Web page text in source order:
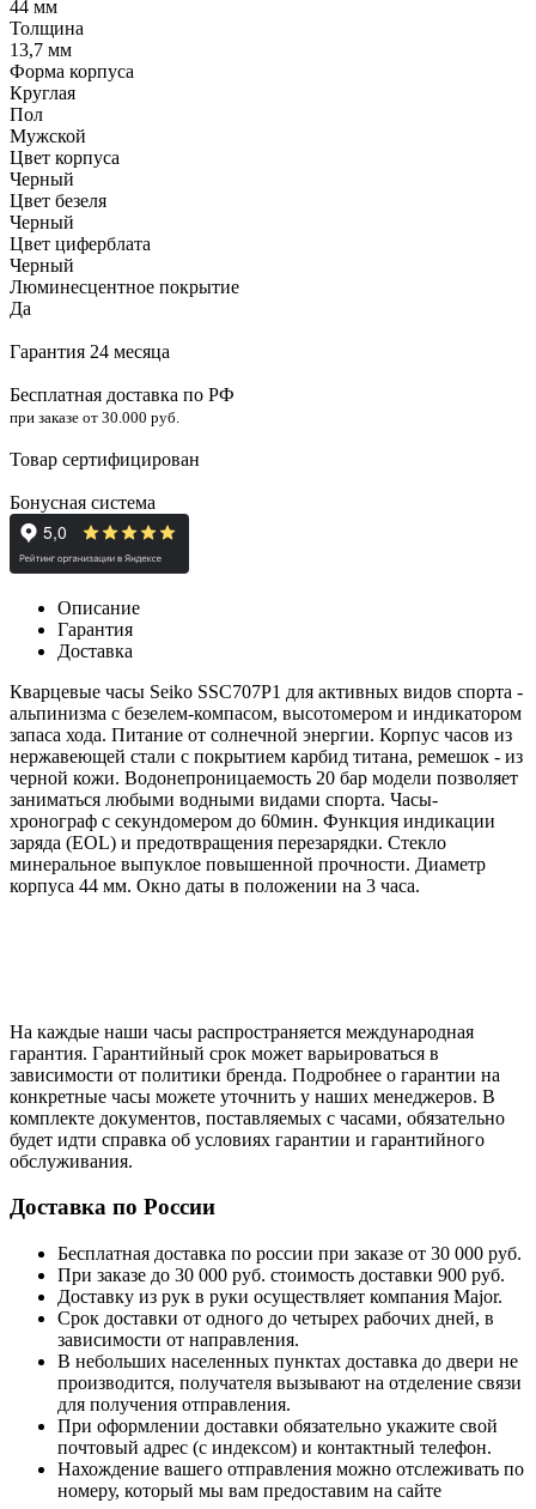
44 мм
Толщина
13,7 мм
Форма корпуса
Круглая
Пол
Мужской
Цвет корпуса
Черный
Цвет безеля
Черный
Цвет циферблата
Черный
Люминесцентное покрытие
Да
Гарантия 24 месяца
Бесплатная доставка по РФ
при заказе от 30.000 руб.
Товар сертифицирован
Бонусная система
Описание
Гарантия
Доставка
Кварцевые часы Seiko SSC707P1 для активных видов спорта -
альпинизма с безелем-компасом, высотомером и индикатором
запаса хода. Питание от солнечной энергии. Корпус часов из
нержавеющей стали с покрытием карбид титана, ремешок - из
черной кожи. Водонепроницаемость 20 бар модели позволяет
заниматься любыми водными видами спорта. Часы-
хронограф с секундомером до 60мин. Функция индикации
заряда (EOL) и предотвращения перезарядки. Стекло
минеральное выпуклое повышенной прочности. Диаметр
корпуса 44 мм. Окно даты в положении на 3 часа.
На каждые наши часы распространяется международная
гарантия. Гарантийный срок может варьироваться в
зависимости от политики бренда. Подробнее о гарантии на
конкретные часы можете уточнить у наших менеджеров. В
комплекте документов, поставляемых с часами, обязательно
будет идти справка об условиях гарантии и гарантийного
обслуживания.
Доставка по России
Бесплатная доставка по россии при заказе от 30 000 руб.
При заказе до 30 000 руб. стоимость доставки 900 руб.
Доставку из рук в руки осуществляет компания Major.
Срок доставки от одного до четырех рабочих дней, в
зависимости от направления.
В небольших населенных пунктах доставка до двери не
производится, получателя вызывают на отделение связи
для получения отправления.
При оформлении доставки обязательно укажите свой
почтовый адрес (с индексом) и контактный телефон.
Нахождение вашего отправления можно отслеживать по
номеру, который мы вам предоставим на сайте